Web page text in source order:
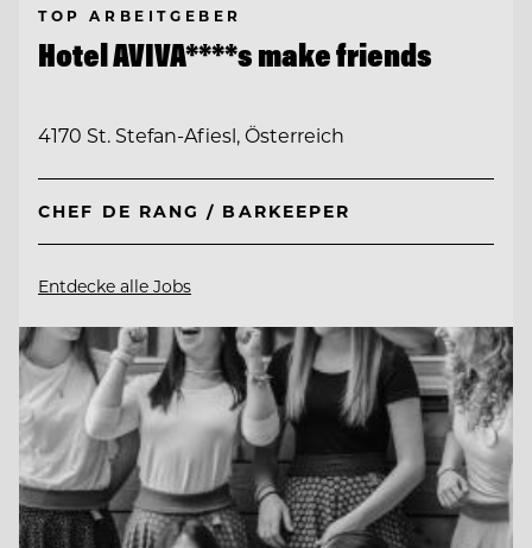
TOP ARBEITGEBER
Hotel AVIVA****s make friends
4170 St. Stefan-Afiesl, Österreich
CHEF DE RANG / BARKEEPER
Entdecke alle Jobs